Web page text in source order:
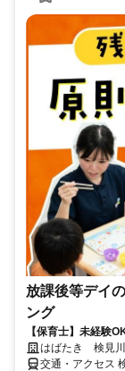
放課後等デイ
ング
【保育士】未経験
はばたき 検見
交通・アクセス